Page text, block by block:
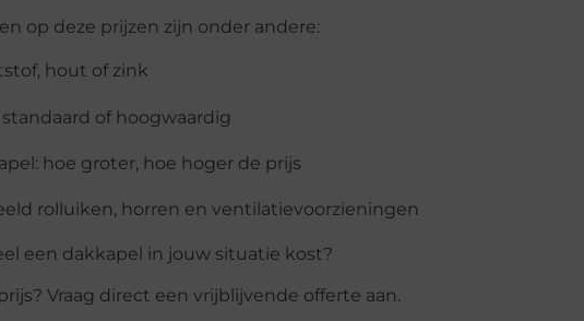
op deze prijzen zijn onder andere:
hout of zink
of hoogwaardig
hoe groter, hoe hoger de prijs
rolluiken, horren en ventilatievoorzieningen
een dakkapel in jouw situatie kost?
Vraag direct een vrijblijvende offerte aan.